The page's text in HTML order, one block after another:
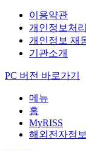
이용약관
개인정보처
개인정보 재
기관소개
PC 버전 바로가기
메뉴
홈
MyRISS
해외전자정